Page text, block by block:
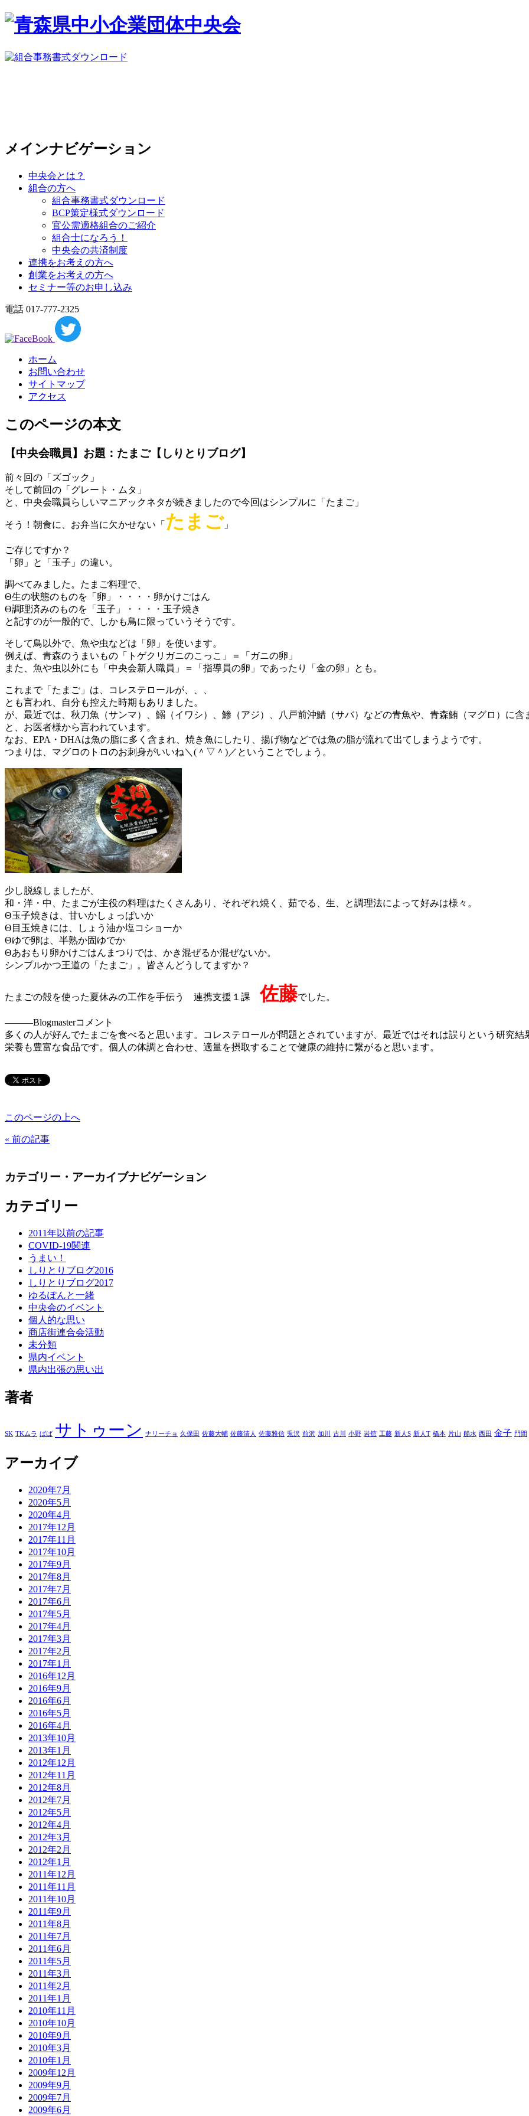
メインナビゲーション
中央会とは？
組合の方へ
組合事務書式ダウンロード
BCP策定様式ダウンロード
官公需適格組合のご紹介
組合士になろう！
中央会の共済制度
連携をお考えの方へ
創業をお考えの方へ
セミナー等のお申し込み
電話 017-777-2325
ホーム
お問い合わせ
サイトマップ
アクセス
このページの本文
【中央会職員】お題：たまご【しりとりブログ】
前々回の「ズゴック」
そして前回の「グレート・ムタ」
と、中央会職員らしいマニアックネタが続きましたので今回はシンプルに「たまご」
そう！朝食に、お弁当に欠かせない「 たまご 」
ご存じですか？
「卵」と「玉子」の違い。
調べてみました。たまご料理で、
Θ生の状態のものを「卵」・・・・卵かけごはん
Θ調理済みのものを「玉子」・・・・玉子焼き
と記すのが一般的で、しかも鳥に限っていうそうです。
そして鳥以外で、魚や虫などは「卵」を使います。
例えば、青森のうまいもの「トゲクリガニのこっこ」＝「ガニの卵」
また、魚や虫以外にも「中央会新人職員」＝「指導員の卵」であったり「金の卵」とも。
これまで「たまご」は、コレステロールが、、、
とも言われ、自分も控えた時期もありました。
が、最近では、秋刀魚（サンマ）、鰯（イワシ）、鯵（アジ）、八戸前沖鯖（サバ）などの青魚や、青森鮪（マグロ）に
と、お医者様から言われています。
なお、EPA・DHAは魚の脂に多く含まれ、焼き魚にしたり、揚げ物などでは魚の脂が流れて出てしまうようです。
つまりは、マグロのトロのお刺身がいいね＼(＾▽＾)／ということでしょう。
少し脱線しましたが、
和・洋・中、たまごが主役の料理はたくさんあり、それぞれ焼く、茹でる、生、と調理法によって好みは様々。
Θ玉子焼きは、甘いかしょっぱいか
Θ目玉焼きには、しょう油か塩コショーか
Θゆで卵は、半熟か固ゆでか
Θあおもり卵かけごはんまつりでは、かき混ぜるか混ぜないか。
シンプルかつ王道の「たまご」。皆さんどうしてますか？
たまごの殻を使った夏休みの工作を手伝う 連携支援１課佐藤でした。
―――Blogmasterコメント
多くの人が好んでたまごを食べると思います。コレステロールが問題とされていますが、最近ではそれは誤りという研究
栄養も豊富な食品です。個人の体調と合わせ、適量を摂取することで健康の維持に繋がると思います。
このページの上へ
« 前の記事
カテゴリー・アーカイブナビゲーション
カテゴリー
2011年以前の記事
COVID-19関連
うまい！
しりとりブログ2016
しりとりブログ2017
ゆるぽんと一緒
中央会のイベント
個人的な思い
商店街連合会活動
未分類
県内イベント
県内出張の思い出
著者
SK TKムラ ばば サトゥーン ナリーチョ 久保田 佐藤大輔 佐藤清人 佐藤雅信 兎沢 前沢 加川 古川 小野 岩舘 工藤 新人S 新人T 橋本 片山 船水 西田 金子 門間
アーカイブ
2020年7月
2020年5月
2020年4月
2017年12月
2017年11月
2017年10月
2017年9月
2017年8月
2017年7月
2017年6月
2017年5月
2017年4月
2017年3月
2017年2月
2017年1月
2016年12月
2016年9月
2016年6月
2016年5月
2016年4月
2013年10月
2013年1月
2012年12月
2012年11月
2012年8月
2012年7月
2012年5月
2012年4月
2012年3月
2012年2月
2012年1月
2011年12月
2011年11月
2011年10月
2011年9月
2011年8月
2011年7月
2011年6月
2011年5月
2011年3月
2011年2月
2011年1月
2010年11月
2010年10月
2010年9月
2010年3月
2010年1月
2009年12月
2009年9月
2009年7月
2009年6月